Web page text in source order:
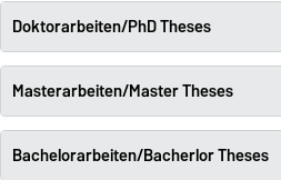
Doktorarbeiten/PhD Theses
Masterarbeiten/Master Theses
Bachelorarbeiten/Bacherlor Theses